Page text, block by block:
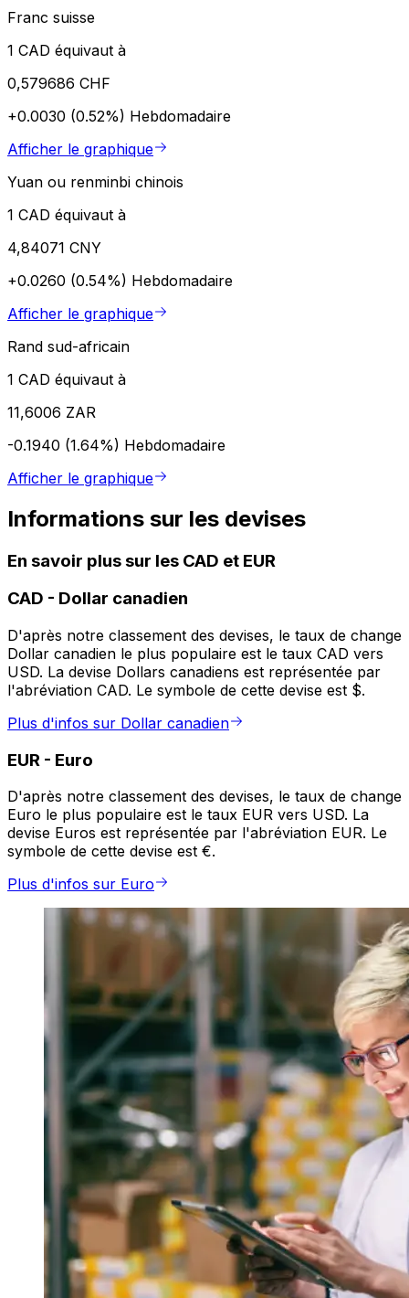
Franc suisse
1 CAD équivaut à
0,579686 CHF
+0.0030 (0.52%) Hebdomadaire
Afficher le graphique
Yuan ou renminbi chinois
1 CAD équivaut à
4,84071 CNY
+0.0260 (0.54%) Hebdomadaire
Afficher le graphique
Rand sud-africain
1 CAD équivaut à
11,6006 ZAR
-0.1940 (1.64%) Hebdomadaire
Afficher le graphique
Informations sur les devises
En savoir plus sur les CAD et EUR
CAD - Dollar canadien
D'après notre classement des devises, le taux de change
Dollar canadien le plus populaire est le taux CAD vers
USD. La devise Dollars canadiens est représentée par
l'abréviation CAD. Le symbole de cette devise est $.
Plus d'infos sur Dollar canadien
EUR - Euro
D'après notre classement des devises, le taux de change
Euro le plus populaire est le taux EUR vers USD. La
devise Euros est représentée par l'abréviation EUR. Le
symbole de cette devise est €.
Plus d'infos sur Euro